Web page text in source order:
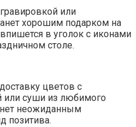
или
хорошим подарком на
в уголок с иконами
столе.
цветов с
или суши из любимого
неожиданным
позитива.